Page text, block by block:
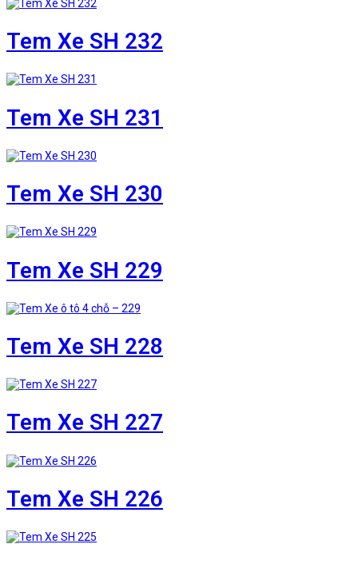
Tem Xe SH 232
Tem Xe SH 231
Tem Xe SH 230
Tem Xe SH 229
Tem Xe SH 228
Tem Xe SH 227
Tem Xe SH 226